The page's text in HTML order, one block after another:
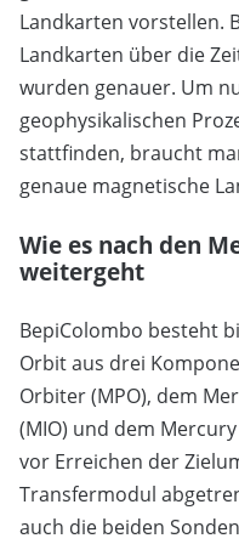
Landkarten vorstellen.
Landkarten über die
wurden genauer. Um
geophysikalischen
stattfinden, braucht
genaue magnetische
Wie es nach den
weitergeht
BepiColombo besteht
Orbit aus drei
Orbiter (MPO), dem
(MIO) und dem
vor Erreichen der
Transfermodul
auch die beiden